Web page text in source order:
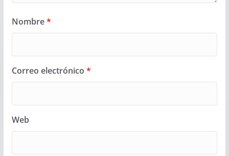
Nombre*
Correo electrónico *
Web